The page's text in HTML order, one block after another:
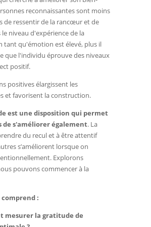
reconnaissantes sont moins
de ressentir de la rancœur et de
le niveau d'expérience de la
tant qu'émotion est élevé, plus il
que l'individu éprouve des niveaux
positif.
positives élargissent les
et favorisent la construction.
est une disposition qui permet
de s'améliorer également. La
du recul et à être attentif
s’améliorent lorsque on
Explorons
pouvons commencer à la
:
mesurer la gratitude de